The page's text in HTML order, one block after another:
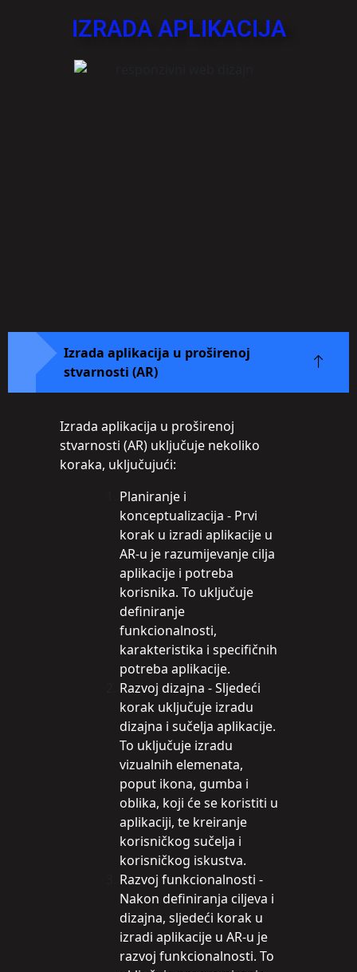
IZRADA APLIKACIJA
Izrada aplikacija u proširenoj
stvarnosti (AR)
Izrada aplikacija u proširenoj
stvarnosti (AR) uključuje nekoliko
koraka, uključujući:
Planiranje i
konceptualizacija - Prvi
korak u izradi aplikacije u
AR-u je razumijevanje cilja
aplikacije i potreba
korisnika. To uključuje
definiranje
funkcionalnosti,
karakteristika i specifičnih
potreba aplikacije.
Razvoj dizajna - Sljedeći
korak uključuje izradu
dizajna i sučelja aplikacije.
To uključuje izradu
vizualnih elemenata,
poput ikona, gumba i
oblika, koji će se koristiti u
aplikaciji, te kreiranje
korisničkog sučelja i
korisničkog iskustva.
Razvoj funkcionalnosti -
Nakon definiranja ciljeva i
dizajna, sljedeći korak u
izradi aplikacije u AR-u je
razvoj funkcionalnosti. To